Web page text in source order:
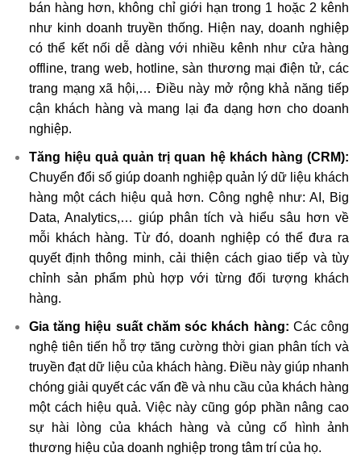
bán hàng hơn, không chỉ giới hạn trong 1 hoặc 2 kênh
như kinh doanh truyền thống. Hiện nay, doanh nghiệp
có thể kết nối dễ dàng với nhiều kênh như cửa hàng
offline, trang web, hotline, sàn thương mại điện tử, các
trang mạng xã hội,… Điều này mở rộng khả năng tiếp
cận khách hàng và mang lại đa dạng hơn cho doanh
nghiệp.
Tăng hiệu quảquản trị quan hệ khách hàng (CRM):
Chuyển đổi số giúp doanh nghiệp quản lý dữ liệu khách
hàng một cách hiệu quả hơn. Công nghệ như: AI, Big
Data, Analytics,… giúp phân tích và hiểu sâu hơn về
mỗi khách hàng. Từ đó, doanh nghiệp có thể đưa ra
quyết định thông minh, cải thiện cách giao tiếp và tùy
chỉnh sản phẩm phù hợp với từng đối tượng khách
hàng.
Gia tăng hiệu suất chăm sóc khách hàng: Các công
nghệ tiên tiến hỗ trợ tăng cường thời gian phân tích và
truyền đạt dữ liệu của khách hàng. Điều này giúp nhanh
chóng giải quyết các vấn đề và nhu cầu của khách hàng
một cách hiệu quả. Việc này cũng góp phần nâng cao
sự hài lòng của khách hàng và củng cố hình ảnh
thương hiệu của doanh nghiệp trong tâm trí của họ.